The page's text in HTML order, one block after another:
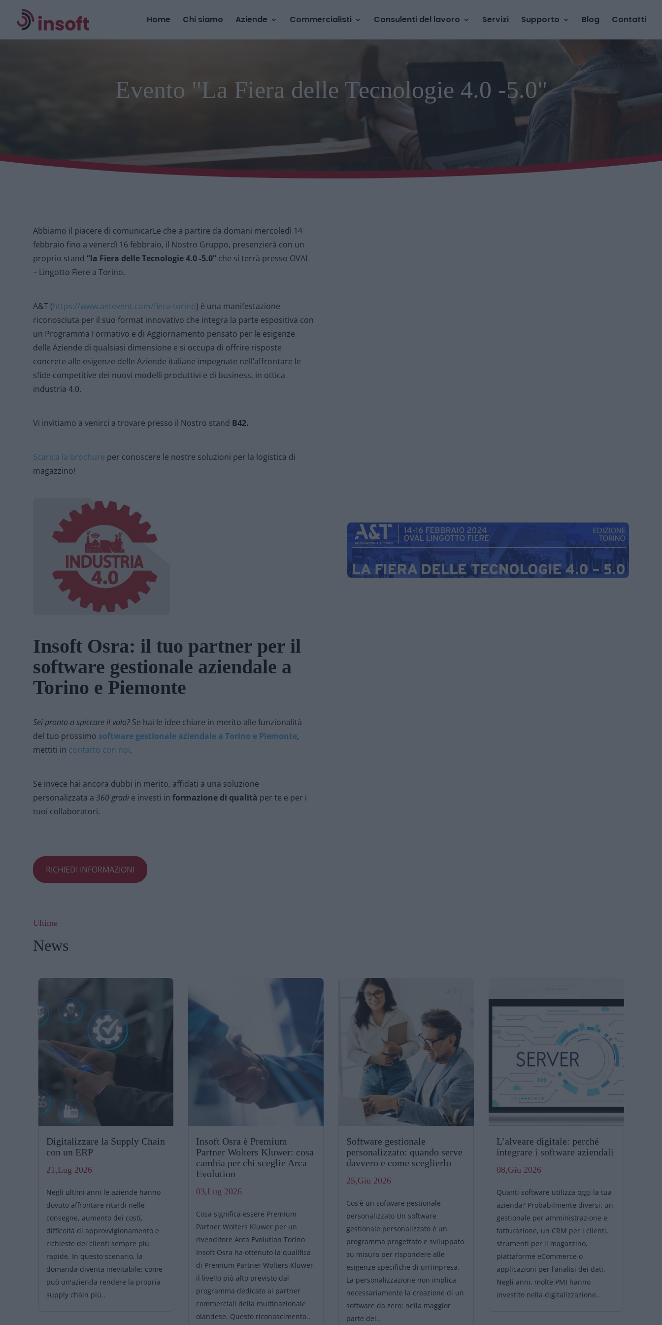
Home Chi siamo Aziende Commercialisti Consulenti del lavoro Servizi Supporto Blog Contatti
Evento "La Fiera delle Tecnologie 4.0 -5.0"
Abbiamo il piacere di comunicarLe che a partire da domani mercoledì 14
febbraio fino a venerdì 16 febbraio, il Nostro Gruppo, presenzierà con un
proprio stand“la Fiera delle Tecnologie 4.0 -5.0” che si terrà presso OVAL
– Lingotto Fiere a Torino.
A&T (https://www.aetevent.com/fiera-torino) è una manifestazione
riconosciuta per il suo format innovativo che integra la parte espositiva con
un Programma Formativo e di Aggiornamento pensato per le esigenze
delle Aziende di qualsiasi dimensione e si occupa di offrire risposte
concrete alle esigenze delle Aziende italiane impegnate nell’affrontare le
sfide competitive dei nuovi modelli produttivi e di business, in ottica
industria 4.0.
Vi invitiamo a venirci a trovare presso il Nostro stand B42.
Scarica la brochure per conoscere le nostre soluzioni per la logistica di
magazzino!
Insoft Osra: il tuo partner per il
software gestionale aziendale a
Torino e Piemonte
Sei pronto a spiccare il volo? Se hai le idee chiare in merito alle funzionalità
del tuo prossimo software gestionale aziendale a Torino e Piemonte,
mettiti in contatto con noi.
Se invece hai ancora dubbi in merito, affidati a una soluzione
personalizzata a360 gradi e investi informazione di qualità per te e per i
tuoi collaboratori.
RICHIEDI INFORMAZIONI
Ultime
News
Digitalizzare la Supply Chain
con un ERP
21,Lug 2026
Negli ultimi anni le aziende hanno
dovuto affrontare ritardi nelle
consegne, aumento dei costi,
difficoltà di approvvigionamento e
richieste dei clienti sempre più
rapide. In questo scenario, la
domanda diventa inevitabile: come
può un'azienda rendere la propria
supply chain più..
Insoft Osra è Premium
Partner Wolters Kluwer: cosa
cambia per chi sceglie Arca
Evolution
03,Lug 2026
Cosa significa essere Premium
Partner Wolters Kluwer per un
rivenditore Arca Evolution Torino
Insoft Osra ha ottenuto la qualifica
di Premium Partner Wolters Kluwer,
il livello più alto previsto dal
programma dedicato ai partner
commerciali della multinazionale
olandese. Questo riconoscimento..
Software gestionale
personalizzato: quando serve
davvero e come sceglierlo
25,Giu 2026
Cos'è un software gestionale
personalizzato Un software
gestionale personalizzato è un
programma progettato e sviluppato
su misura per rispondere alle
esigenze specifiche di un’impresa.
La personalizzazione non implica
necessariamente la creazione di un
software da zero: nella maggior
parte dei..
L’alveare digitale: perché
integrare i software aziendali
08,Giu 2026
Quanti software utilizza oggi la tua
azienda? Probabilmente diversi: un
gestionale per amministrazione e
fatturazione, un CRM per i clienti,
strumenti per il magazzino,
piattaforme eCommerce o
applicazioni per l’analisi dei dati.
Negli anni, molte PMI hanno
investito nella digitalizzazione..